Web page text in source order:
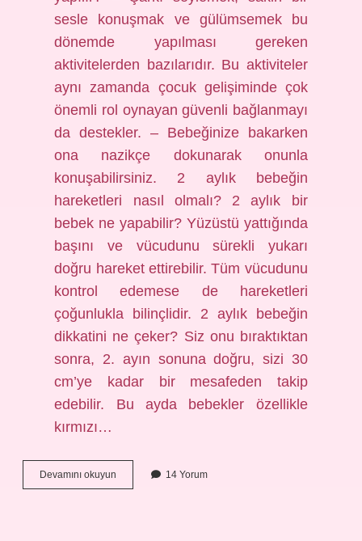
sesle konuşmak ve gülümsemek bu
dönemde yapılması gereken
aktivitelerden bazılarıdır. Bu aktiviteler
aynı zamanda çocuk gelişiminde çok
önemli rol oynayan güvenli bağlanmayı
da destekler. – Bebeğinize bakarken
ona nazikçe dokunarak onunla
konuşabilirsiniz. 2 aylık bebeğin
hareketleri nasıl olmalı? 2 aylık bir
bebek ne yapabilir? Yüzüstü yattığında
başını ve vücudunu sürekli yukarı
doğru hareket ettirebilir. Tüm vücudunu
kontrol edemese de hareketleri
çoğunlukla bilinçlidir. 2 aylık bebeğin
dikkatini ne çeker? Siz onu bıraktıktan
sonra, 2. ayın sonuna doğru, sizi 30
cm’ye kadar bir mesafeden takip
edebilir. Bu ayda bebekler özellikle
kırmızı…
Devamını okuyun
Aylık
14 Yorum